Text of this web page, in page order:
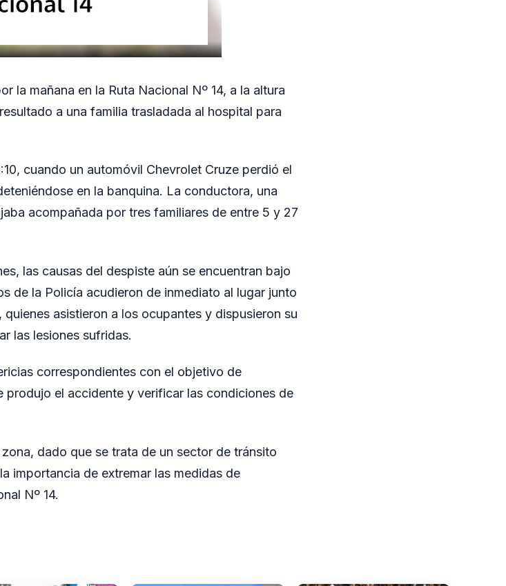
la mañana en la Ruta Nacional Nº 14, a la altura
a una familia trasladada al hospital para
cuando un automóvil Chevrolet Cruze perdió el
en la banquina. La conductora, una
acompañada por tres familiares de entre 5 y 27
las causas del despiste aún se encuentran bajo
de la Policía acudieron de inmediato al lugar junto
asistieron a los ocupantes y dispusieron su
las lesiones sufridas.
correspondientes con el objetivo de
produjo el accidente y verificar las condiciones de
dado que se trata de un sector de tránsito
importancia de extremar las medidas de
Nº 14.